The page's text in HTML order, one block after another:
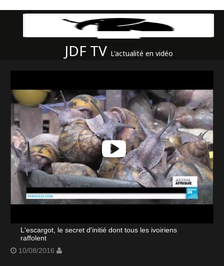
JDF TV L'actualité en vidéo
L'escargot, le secret d'initié dont tous les ivoiriens
raffolent
10/08/2016